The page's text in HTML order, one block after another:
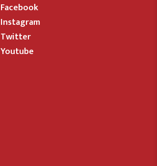
Facebook
Instagram
Twitter
Youtube